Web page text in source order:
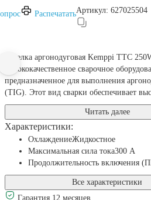
РаспечататьАртикул: 627025504
Горелка аргонодуговая Kemppi ТТС
высококачественное сварочное
предназначенное для выполнения
(TIG). Этот вид сварки обеспечивает
Читать далее
Характеристики:
ОхлаждениеЖидкостное
Максимальная сила тока300 А
Продолжительность включения
Все характеристики
Гарантия 12 месяцев